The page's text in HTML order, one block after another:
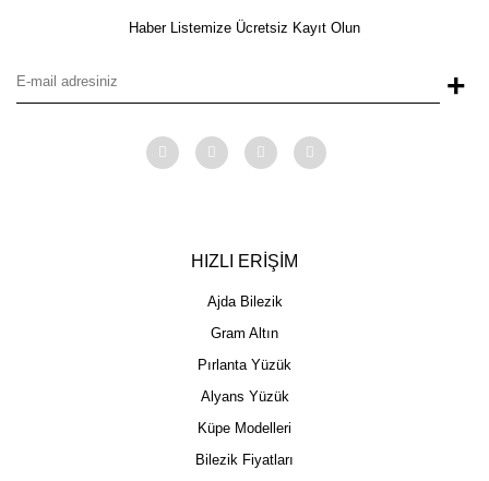
Haber Listemize Ücretsiz Kayıt Olun
+
HIZLI ERİŞİM
Ajda Bilezik
Gram Altın
Pırlanta Yüzük
Alyans Yüzük
Küpe Modelleri
Bilezik Fiyatları